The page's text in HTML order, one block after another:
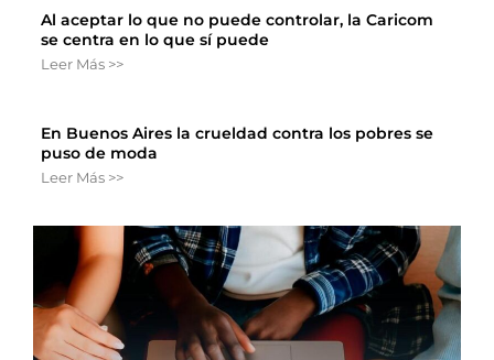
Al aceptar lo que no puede controlar, la Caricom
se centra en lo que sí puede
Leer Más >>
En Buenos Aires la crueldad contra los pobres se
puso de moda
Leer Más >>